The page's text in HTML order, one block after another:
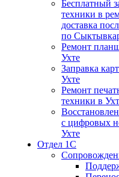
Бесплатный
техники в
доставка
по
Ремонт
Ухте
Заправка
Ухте
Ремонт
техники в
с цифровых
Ухте
Отдел 1С